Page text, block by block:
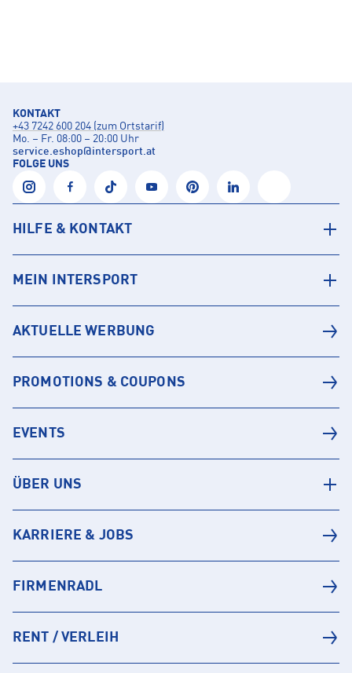
KONTAKT
+43 7242 600 204 (zum Ortstarif)
Mo. – Fr. 08:00 – 20:00 Uhr
service.eshop@intersport.at
FOLGE UNS
HILFE & KONTAKT
MEIN INTERSPORT
AKTUELLE WERBUNG
PROMOTIONS & COUPONS
EVENTS
ÜBER UNS
KARRIERE & JOBS
FIRMENRADL
RENT / VERLEIH